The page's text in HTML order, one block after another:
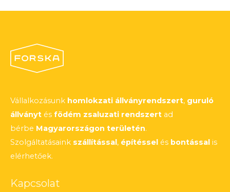
Vállalkozásunk homlokzati állványrendszert, guruló
állványt és födém zsaluzati rendszert ad
bérbe Magyarországon területén.
Szolgáltatásaink szállítással, építéssel és bontással is
elérhetőek.
Kapcsolat